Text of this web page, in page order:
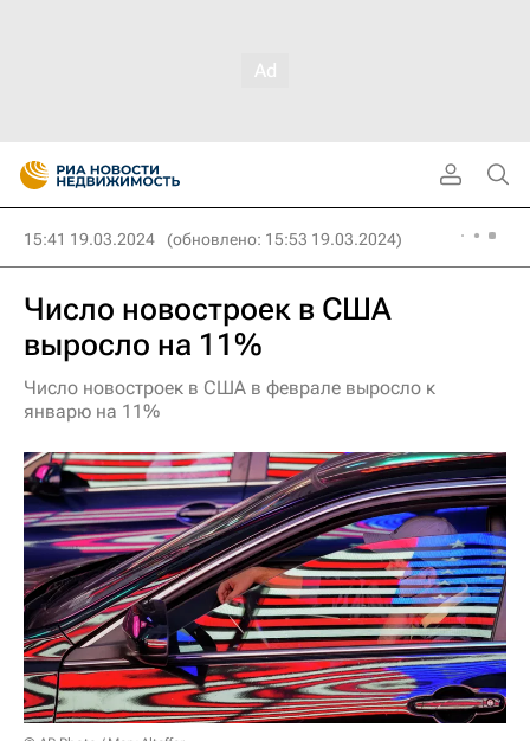
15:41 19.03.2024 (обновлено: 15:53 19.03.2024)
Число новостроек в США
выросло на 11%
Число новостроек в США в феврале выросло к
январю на 11%